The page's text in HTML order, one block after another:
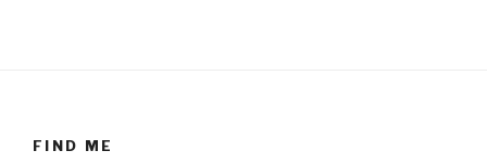
FIND ME